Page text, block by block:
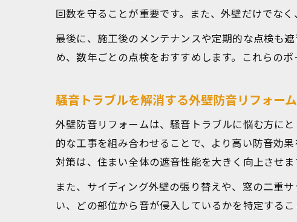
回数を守ることが重要です。また、外壁だけでな
最後に、施工後のメンテナンスや定期的な点検も
め、数年ごとの点検をおすすめします。これらの
騒音トラブルを解消する外壁防音リフォー
外壁防音リフォームは、騒音トラブルに悩む方に
的な工事を組み合わせることで、より高い防音効
対策は、住まい全体の遮音性能を大きく向上させま
また、サイディング外壁の張り替えや、窓の二重
い、どの部位から音が侵入しているかを特定する